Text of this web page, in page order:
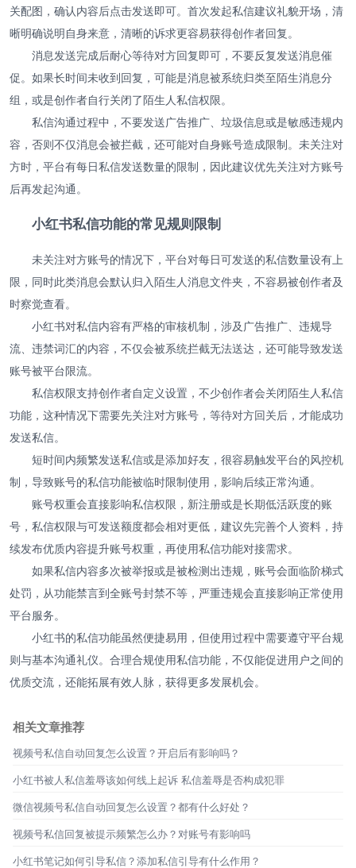
关配图，确认内容后点击发送即可。首次发起私信建议礼貌开场，清
晰明确说明自身来意，清晰的诉求更容易获得创作者回复。
消息发送完成后耐心等待对方回复即可，不要反复发送消息催
促。如果长时间未收到回复，可能是消息被系统归类至陌生消息分
组，或是创作者自行关闭了陌生人私信权限。
私信沟通过程中，不要发送广告推广、垃圾信息或是敏感违规内
容，否则不仅消息会被拦截，还可能对自身账号造成限制。未关注对
方时，平台有每日私信发送数量的限制，因此建议优先关注对方账号
后再发起沟通。
小红书私信功能的常见规则限制
未关注对方账号的情况下，平台对每日可发送的私信数量设有上
限，同时此类消息会默认归入陌生人消息文件夹，不容易被创作者及
时察觉查看。
小红书对私信内容有严格的审核机制，涉及广告推广、违规导
流、违禁词汇的内容，不仅会被系统拦截无法送达，还可能导致发送
账号被平台限流。
私信权限支持创作者自定义设置，不少创作者会关闭陌生人私信
功能，这种情况下需要先关注对方账号，等待对方回关后，才能成功
发送私信。
短时间内频繁发送私信或是添加好友，很容易触发平台的风控机
制，导致账号的私信功能被临时限制使用，影响后续正常沟通。
账号权重会直接影响私信权限，新注册或是长期低活跃度的账
号，私信权限与可发送额度都会相对更低，建议先完善个人资料，持
续发布优质内容提升账号权重，再使用私信功能对接需求。
如果私信内容多次被举报或是被检测出违规，账号会面临阶梯式
处罚，从功能禁言到全账号封禁不等，严重违规会直接影响正常使用
平台服务。
小红书的私信功能虽然便捷易用，但使用过程中需要遵守平台规
则与基本沟通礼仪。合理合规使用私信功能，不仅能促进用户之间的
优质交流，还能拓展有效人脉，获得更多发展机会。
相关文章推荐
视频号私信自动回复怎么设置？开启后有影响吗？
小红书被人私信羞辱该如何线上起诉 私信羞辱是否构成犯罪
微信视频号私信自动回复怎么设置？都有什么好处？
视频号私信回复被提示频繁怎么办？对账号有影响吗
小红书笔记如何引导私信？添加私信引导有什么作用？